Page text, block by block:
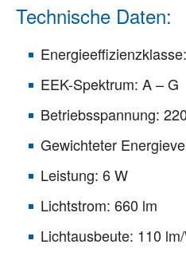
Technische Daten:
EEK-Spektrum: A – G
Betriebsspannung:
Gewichteter
Leistung: 6 W
Lichtstrom: 660 lm
Lichtausbeute: 110